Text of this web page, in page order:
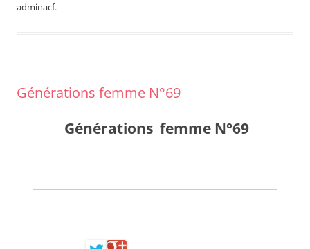
adminacf.
Générations femme N°69
Générations femme N°69